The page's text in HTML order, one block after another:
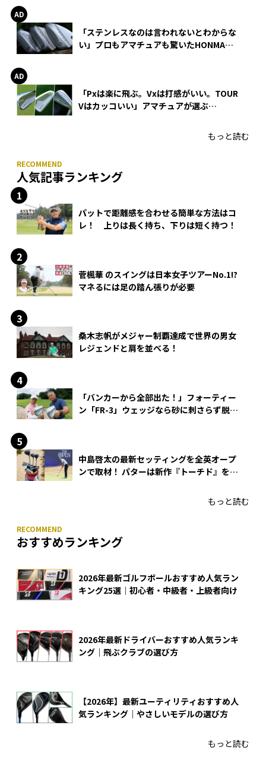
「ステンレスなのは言われないとわからな
い」プロもアマチュアも驚いたHONMA
「Pxは楽に飛ぶ。Vxは打感がいい。TOUR
Vはカッコいい」アマチュアが選ぶ
もっと読む
人気記事ランキング
パットで距離感を合わせる簡単な方法はコ
レ！ 上りは長く持ち、下りは短く持つ！
菅楓華 のスイングは日本女子ツアーNo.1!?
マネるには足の踏ん張りが必要
桑木志帆がメジャー制覇達成で世界の男女
レジェンドと肩を並べる！
「バンカーから全部出た！」フォーティー
ン「FR-3」ウェッジなら砂に刺さらず脱出
中島啓太の最新セッティングを全英オープ
ンで取材！ パターは新作『トーチド』を投
もっと読む
おすすめランキング
2026年最新ゴルフボールおすすめ人気ラン
キング25選｜初心者・中級者・上級者向け
2026年最新ドライバーおすすめ人気ランキ
ング｜飛ぶクラブの選び方
【2026年】最新ユーティリティおすすめ人
気ランキング｜やさしいモデルの選び方
もっと読む